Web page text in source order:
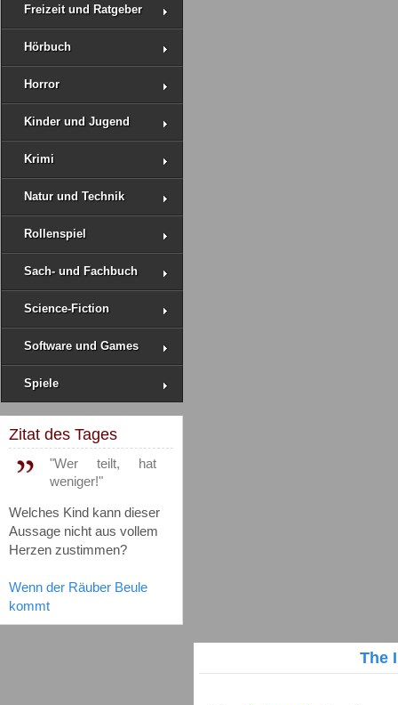
Freizeit und Ratgeber
Hörbuch
Horror
Kinder und Jugend
Krimi
Natur und Technik
Rollenspiel
Sach- und Fachbuch
Science-Fiction
Software und Games
Spiele
Zitat des Tages
"Wer teilt, hat
weniger!"
Welches Kind kann dieser
Aussage nicht aus vollem
Herzen zustimmen?
Wenn der Räuber Beule
kommt
The